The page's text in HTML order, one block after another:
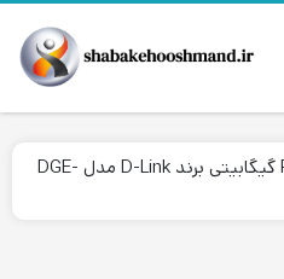
کارت شبکه PCI گیگابیتی برند D-Link مدل DGE-